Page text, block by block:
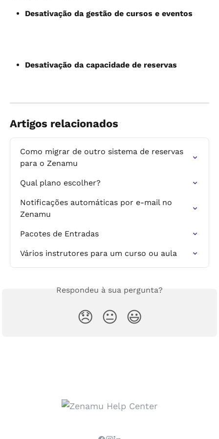
Desativação da gestão de cursos e eventos
Desativação da capacidade de reservas
Artigos relacionados
Como migrar de outro sistema de reservas
para o Zenamu
Qual plano escolher?
Notificações automáticas por e-mail no
Zenamu
Pacotes de Entradas
Vários instrutores para um curso ou aula
Respondeu à sua pergunta?
😞 😐 😃